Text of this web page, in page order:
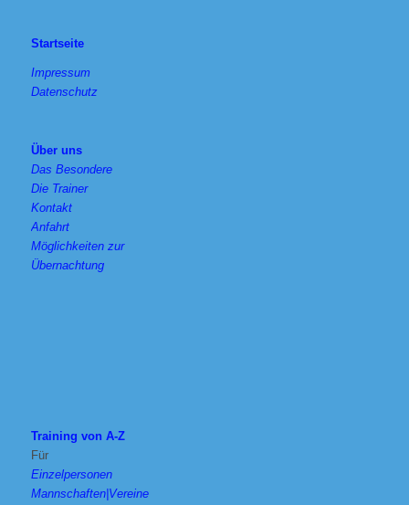
Startseite
Impressum
Datenschutz
Über uns
Das Besondere
Die Trainer
Kontakt
Anfahrt
Möglichkeiten zur
Übernachtung
Training von A-Z
Für
Einzelpersonen
Mannschaften|Vereine